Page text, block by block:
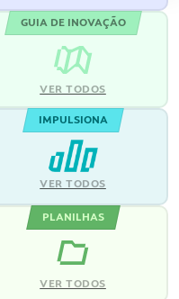
GUIA DE INOVAÇÃO
VER TODOS
IMPULSIONA
VER TODOS
PLANILHAS
VER TODOS